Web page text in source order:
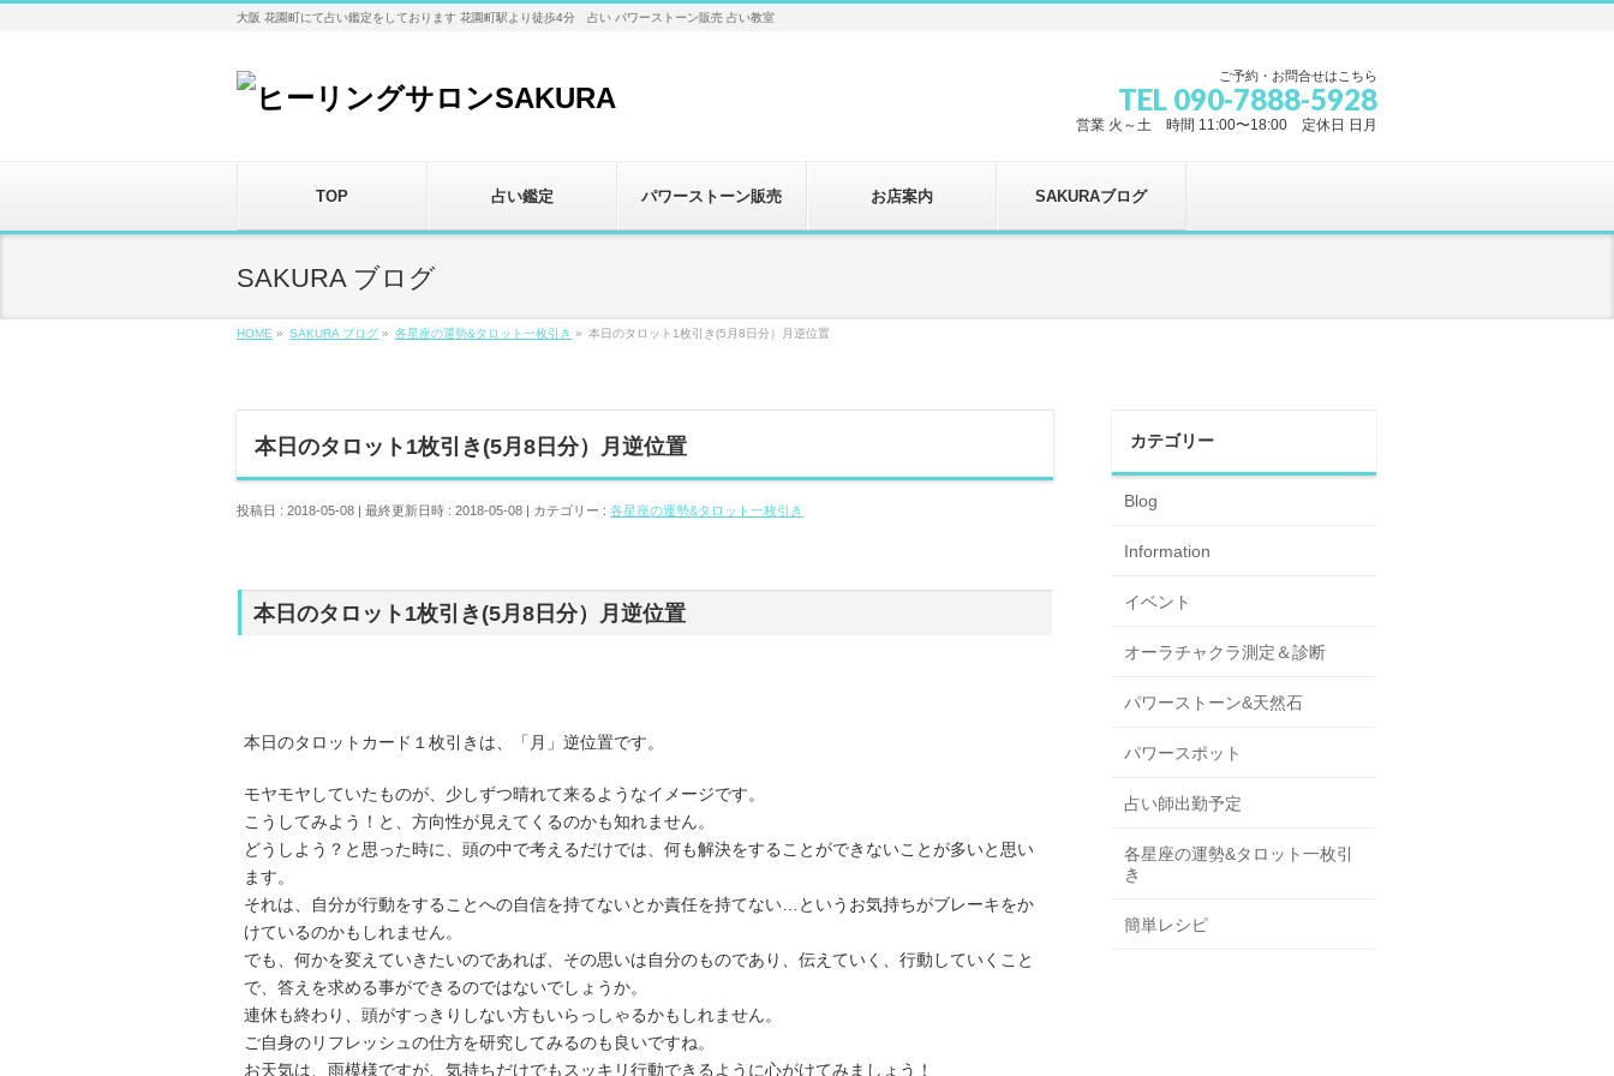
大阪 花園町にて占い鑑定をしております 花園町駅より徒歩4分 占い パワーストーン販売 占い教室
ご予約・お問合せはこちら
TEL 090-7888-5928
営業 火～土 時間 11:00〜18:00 定休日 日月
TOP 占い鑑定 パワーストーン販売 お店案内 SAKURAブログ
SAKURA ブログ
HOME » SAKURA ブログ » 各星座の運勢&タロット一枚引き » 本日のタロット1枚引き(5月8日分）月逆位置
本日のタロット1枚引き(5月8日分）月逆位置
投稿日 : 2018-05-08 最終更新日時 : 2018-05-08 カテゴリー : 各星座の運勢&タロット一枚引き
本日のタロット1枚引き(5月8日分）月逆位置
本日のタロットカード１枚引きは、「月」逆位置です。
モヤモヤしていたものが、少しずつ晴れて来るようなイメージです。
こうしてみよう！と、方向性が見えてくるのかも知れません。
どうしよう？と思った時に、頭の中で考えるだけでは、何も解決をすることができないことが多いと思い
ます。
それは、自分が行動をすることへの自信を持てないとか責任を持てない…というお気持ちがブレーキをか
けているのかもしれません。
でも、何かを変えていきたいのであれば、その思いは自分のものであり、伝えていく、行動していくこと
で、答えを求める事ができるのではないでしょうか。
連休も終わり、頭がすっきりしない方もいらっしゃるかもしれません。
ご自身のリフレッシュの仕方を研究してみるのも良いですね。
お天気は、雨模様ですが、気持ちだけでもスッキリ行動できるように心がけてみましょう！
カテゴリー
Blog
Information
イベント
オーラチャクラ測定＆診断
パワーストーン&天然石
パワースポット
占い師出勤予定
各星座の運勢&タロット一枚引
き
簡単レシピ